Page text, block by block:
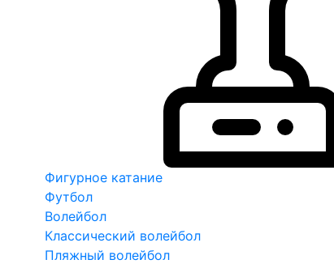
Фигурное катание
Футбол
Волейбол
Классический волейбол
Пляжный волейбол